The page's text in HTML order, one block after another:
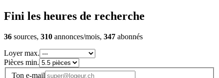
Fini les heures de recherche
36 sources, 310 annonces/mois, 347 abonnés
Loyer max.
Pièces min.
Ton e-mail